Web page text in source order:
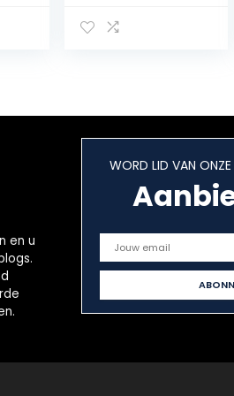
met 10
en u
WORD LID VAN